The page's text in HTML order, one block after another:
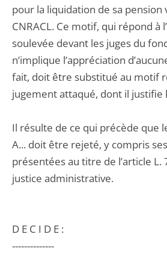
pour la liquidation de sa pension
CNRACL. Ce motif, qui répond à
soulevée devant les juges du
n’implique l’appréciation
fait, doit être substitué au motif
jugement attaqué, dont il justifie
Il résulte de ce qui précède que
A... doit être rejeté, y compris
présentées au titre de l’article L.
justice administrative.
D E C I D E :
--------------